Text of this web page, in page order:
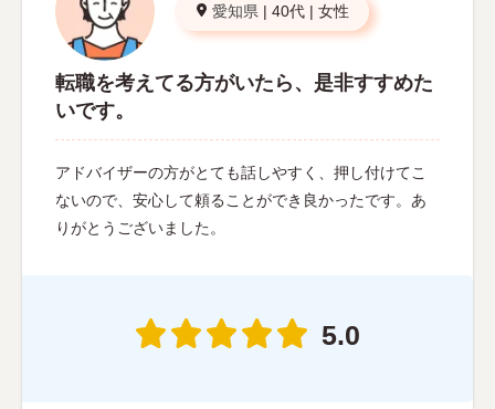
愛知県 | 40代 | 女性
転職を考えてる方がいたら、是非すすめた
いです。
アドバイザーの方がとても話しやすく、押し付けてこ
ないので、安心して頼ることができ良かったです。あ
りがとうございました。
5.0